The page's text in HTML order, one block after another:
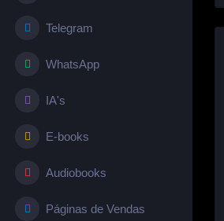
Telegram
WhatsApp
IA's
E-books
Audiobooks
Páginas de Vendas